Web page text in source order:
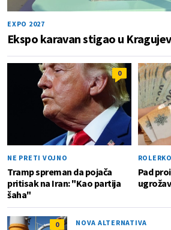
EXPO 2027
Ekspo karavan stigao u
0
NE PRETI VOJNO
Tramp spreman da pojača
pritisak na Iran: "Kao partija
šaha"
Pad
0 NOVA ALTERNATIVA